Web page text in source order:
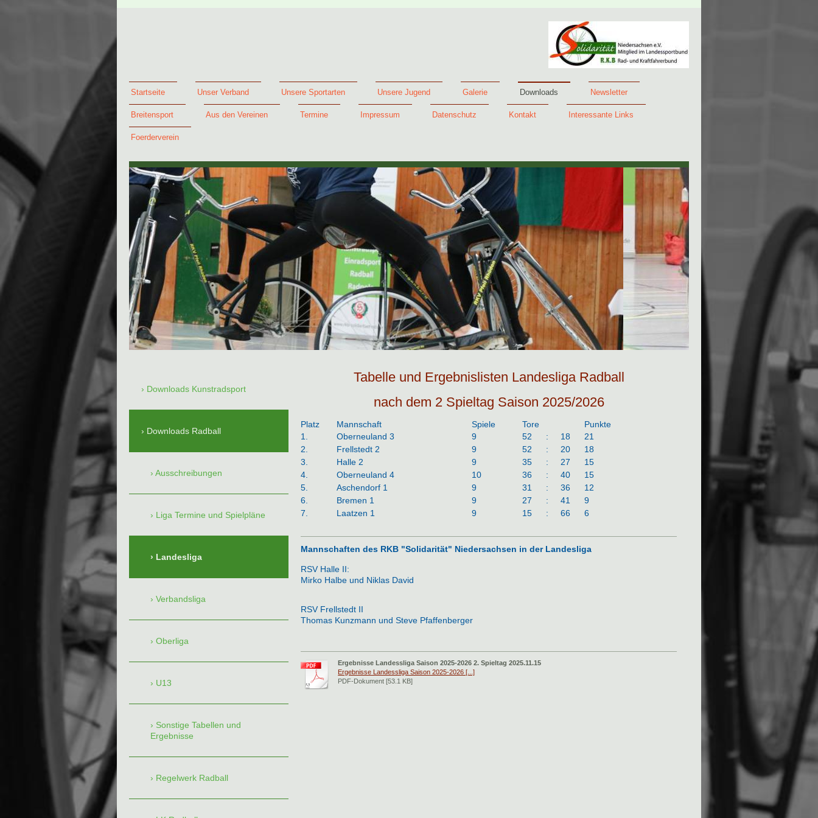
Startseite Unser Verband Unsere Sportarten Unsere Jugend Galerie Downloads Newsletter
Breitensport Aus den Vereinen Termine Impressum Datenschutz Kontakt Interessante Links
Foerderverein
Tabelle und Ergebnislisten Landesliga Radball
nach dem 2 Spieltag Saison 2025/2026
Platz Mannschaft Spiele Tore
Punkte
1.
Oberneuland 3 9 52 : 18
21
2.
Frellstedt 2 9 52 : 20
18
3.
Halle 2 9 35 : 27
15
4.
Oberneuland 4 10 36 : 40
15
5.
Aschendorf 1 9 31 : 36
12
6.
Bremen 1 9 27 : 41
9
7.
Laatzen 1 9 15 : 66 6
Mannschaften des RKB "Solidarität" Niedersachsen in der Landesliga
RSV Halle II:
Mirko Halbe und Niklas David
RSV Frellstedt II
Thomas Kunzmann und Steve Pfaffenberger
Ergebnisse Landessliga Saison 2025-2026 2. Spieltag 2025.11.15
Ergebnisse Landessliga Saison 2025-2026 [...]
PDF-Dokument [53.1 KB]
Downloads Kunstradsport
Downloads Radball
Ausschreibungen
Liga Termine und Spielpläne
Landesliga
Verbandsliga
Oberliga
U13
Sonstige Tabellen und
Ergebnisse
Regelwerk Radball